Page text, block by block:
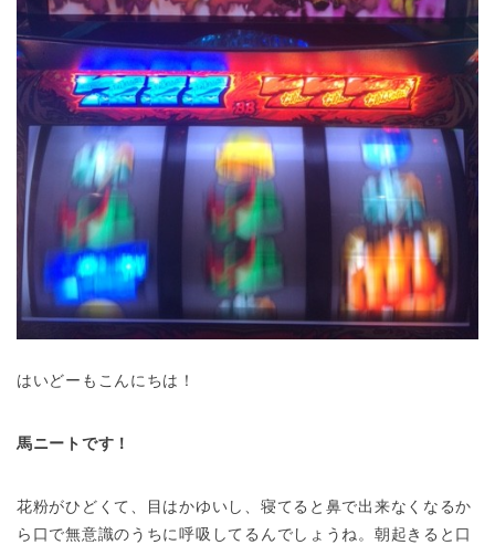
はいどーもこんにちは！
馬ニートです！
花粉がひどくて、目はかゆいし、寝てると鼻で出来なくなるか
ら口で無意識のうちに呼吸してるんでしょうね。朝起きると口